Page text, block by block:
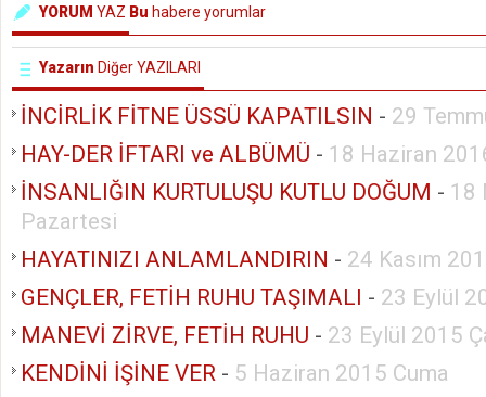
YORUM YAZ Bu habere yorumlar
Yazarın Diğer YAZILARI
İNCİRLİK FİTNE ÜSSÜ KAPATILSIN - 29
HAY-DER İFTARI ve ALBÜMÜ - 18 Haziran
İNSANLIĞIN KURTULUŞU KUTLU DOĞUM - 18
Pazartesi
HAYATINIZI ANLAMLANDIRIN - 24 Kasım
GENÇLER, FETİH RUHU TAŞIMALI - 23 Eylül
MANEVİ ZİRVE, FETİH RUHU - 23 Eylül 2015
KENDİNİ İŞİNE VER - 5 Haziran 2015 Cuma